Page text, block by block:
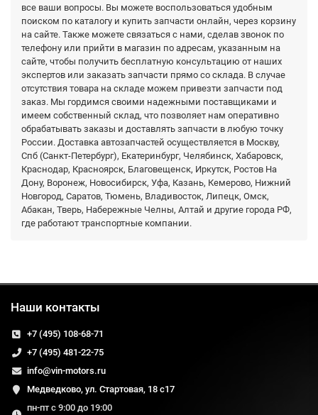
все ваши вопросы. Вы можете воспользоваться удобным
поиском по каталогу и купить запчасти онлайн, через корзину
на сайте. Также можете связаться с нами, сделав звонок по
телефону или прийти в магазин по адресам, указанным на
сайте, чтобы получить бесплатную консультацию от наших
экспертов или заказать запчасти прямо со склада. В случае
отсутствия товара на складе можем привезти запчасти под
заказ. Мы гордимся своими надежными поставщиками и
имеем собственный склад, что позволяет нам оперативно
обрабатывать заказы и доставлять запчасти в любую точку
России. Доставка автозапчастей осуществляется в Москву,
Спб (Санкт-Петербург), Екатеринбург, Челябинск, Хабаровск,
Краснодар, Красноярск, Благовещенск, Иркутск, Ростов На
Дону, Воронеж, Новосибирск, Уфа, Казань, Кемерово, Нижний
Новгород, Саратов, Тюмень, Владивосток, Липецк, Омск,
Абакан, Тверь, Набережные Челны, Алтай и другие города РФ,
где работают транспортные компании.
Наши контакты
+7 (495) 108-68-71
+7 (495) 481-22-75
info@vin-motors.ru
Медведково, ул. Стартовая, 18 с17
пн-пт с 9:00 до 19:00